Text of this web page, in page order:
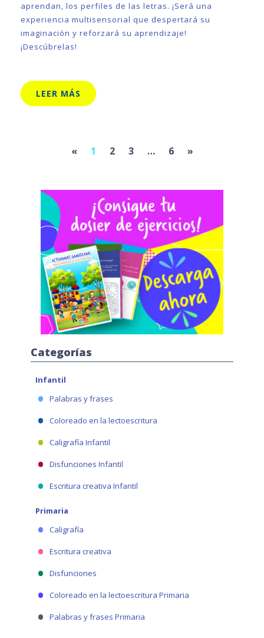
aprendan, los perfiles de las letras. ¡Será una
experiencia multisensorial que despertará su
imaginación y reforzará su aprendizaje!
¡Descúbrelas!
LEER MÁS
«Previous
1 2 3 … 6 »Next
Categorías
Infantil
Palabras y frases
Coloreado en la lectoescritura
Caligrafía Infantil
Disfunciones Infantil
Escritura creativa Infantil
Primaria
Caligrafía
Escritura creativa
Disfunciones
Coloreado en la lectoescritura Primaria
Palabras y frases Primaria